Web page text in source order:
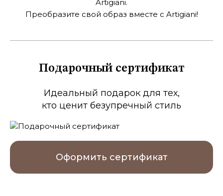
Artigiani.
Преобразите свой образ вместе с Artigiani!
Подарочный сертификат
Идеальный подарок для тех,
кто ценит безупречный стиль
Оформить сертификат